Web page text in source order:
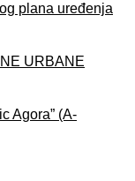
plana uređenja
URBANE
Agora” (A-